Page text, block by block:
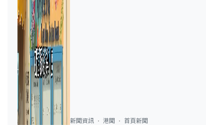
新聞資訊 港聞 首頁新聞